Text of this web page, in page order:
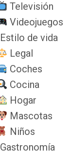
Televisión
Videojuegos
Estilo de vida
Legal
Coches
Cocina
Hogar
Mascotas
Niños
Gastronomía